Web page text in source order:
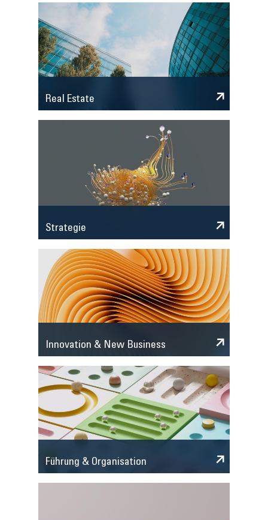
Real Estate
Strategie
Innovation & New Business
Führung & Organisation